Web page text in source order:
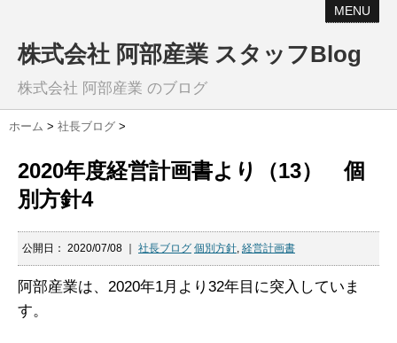
MENU
株式会社 阿部産業 スタッフBlog
株式会社 阿部産業 のブログ
ホーム > 社長ブログ >
2020年度経営計画書より（13） 個
別方針4
公開日： 2020/07/08 社長ブログ 個別方針, 経営計画書
阿部産業は、2020年1月より32年目に突入していま
す。